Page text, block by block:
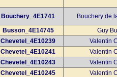
Bouchery_4E1741
Bouchery de
Busson_4E14745
Guy
Chevetel_4E10239
Valentin
Chevetel_4E10241
Valentin
Chevetel_4E10243
Valentin
Chevetel_4E10245
Valentin